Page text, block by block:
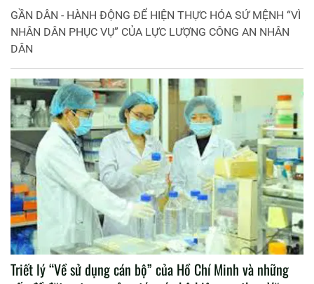
GẦN DÂN - HÀNH ĐỘNG ĐỂ HIỆN THỰC HÓA SỨ MỆNH “VÌ
NHÂN DÂN PHỤC VỤ” CỦA LỰC LƯỢNG CÔNG AN NHÂN
DÂN
Triết lý “Về sử dụng cán bộ” của Hồ Chí Minh và những